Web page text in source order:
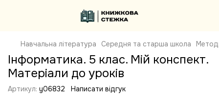
Навчальна література Середня та старша школа
Інформатика. 5 клас. Мій конспект.
Матеріали до уроків
Артикул: y06832 Написати відгук